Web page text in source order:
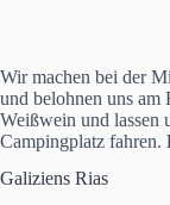
Wir machen bei der
und belohnen uns am
Weißwein und lassen
Campingplatz fahren.
Galiziens Rias